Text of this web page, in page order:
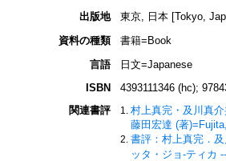
出版地
東京, 日本 [Tokyo,
資料の種類
書籍=Book
言語
日文=Japanese
ISBN
4393111346 (hc);
関連書評
村上真完・及川真
藤田宏達 (著
書評：村上真完．
ッタ・ジョ-ティカ